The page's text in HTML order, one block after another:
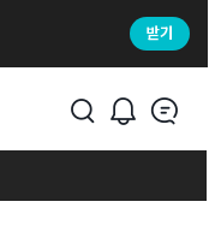
받기